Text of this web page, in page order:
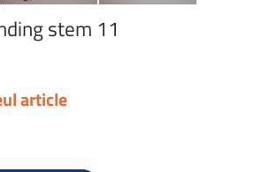
stem 11
article